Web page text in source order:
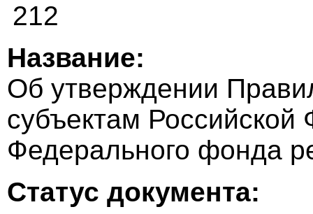
212
Название:
Об утверждении
субъектам
Федерального фонда
Статус документа: